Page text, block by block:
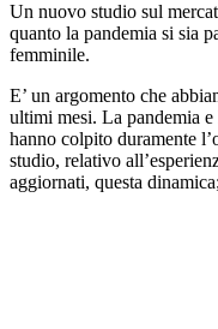
Un nuovo studio sul
quanto la pandemia si sia
femminile.
E’ un argomento che
ultimi mesi. La pandemia e
hanno colpito duramente
studio, relativo
aggiornati, questa